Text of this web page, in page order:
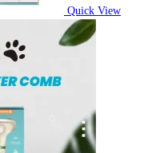
Quick View